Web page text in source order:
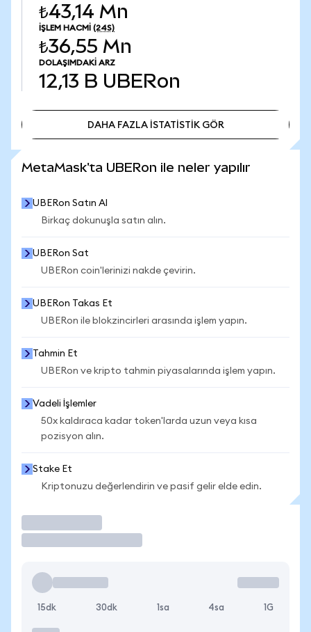
₺43,14 Mn
İŞLEM HACMI (24S)
₺36,55 Mn
DOLAŞIMDAKI ARZ
12,13 B UBERon
DAHA FAZLA İSTATİSTİK GÖR
MetaMask'ta UBERon ile neler yapılır
UBERon Satın Al
Birkaç dokunuşla satın alın.
UBERon Sat
UBERon coin'lerinizi nakde çevirin.
UBERon Takas Et
UBERon ile blokzincirleri arasında işlem yapın.
Tahmin Et
UBERon ve kripto tahmin piyasalarında işlem yapın.
Vadeli İşlemler
50x kaldıraca kadar token'larda uzun veya kısa
pozisyon alın.
Stake Et
Kriptonuzu değerlendirin ve pasif gelir elde edin.
15dk 30dk 1sa 4sa 1G